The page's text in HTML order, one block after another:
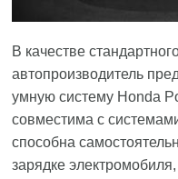
В качестве
автопроизводитель
умную систему Honda
совместима с
способна
зарядке